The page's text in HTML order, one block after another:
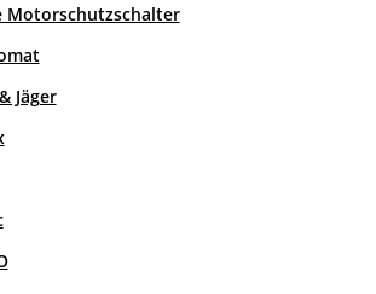
Motorschutzschalter
Jäger